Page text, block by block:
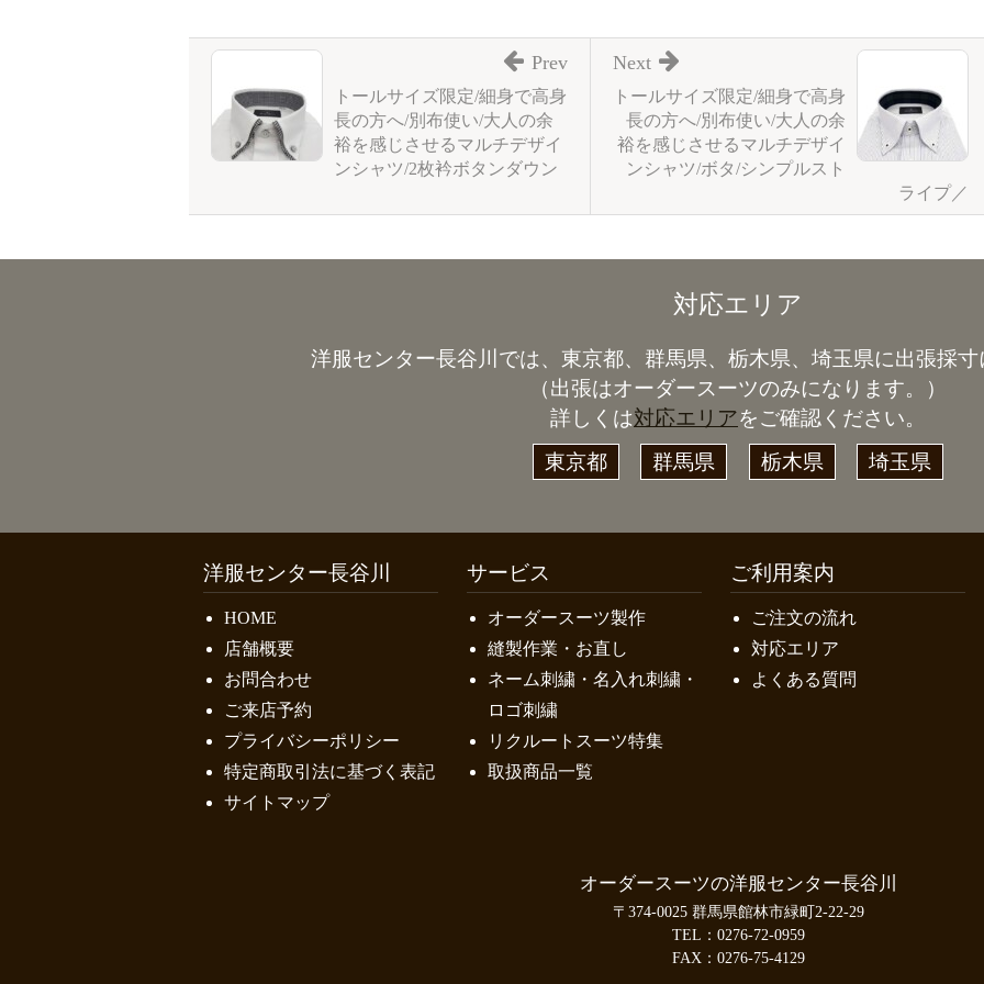
トールサイズ限定/細身で高身
長の方へ/別布使い/大人の余
裕を感じさせるマルチデザイ
ンシャツ/ボタ/シンプルスト
ライプ／
Next
トールサイズ限定/細身で高身
長の方へ/別布使い/大人の余
裕を感じさせるマルチデザイ
ンシャツ/2枚衿ボタンダウン
Prev
対応エリア
洋服センター長谷川では、東京都、群馬県、栃木県、埼玉県に出張採寸
（出張はオーダースーツのみになります。）
詳しくは対応エリアをご確認ください。
東京都
群馬県 栃木県 埼玉県
洋服センター長谷川
HOME
店舗概要
お問合わせ
ご来店予約
プライバシーポリシー
特定商取引法に基づく表記
サイトマップ
サービス
オーダースーツ製作
縫製作業・お直し
ネーム刺繍・名入れ刺繍・
ロゴ刺繍
リクルートスーツ特集
取扱商品一覧
ご利用案内
ご注文の流れ
対応エリア
よくある質問
オーダースーツの洋服センター長谷川
〒374-0025 群馬県館林市緑町2-22-29
TEL： 0276-72-0959
FAX：0276-75-4129